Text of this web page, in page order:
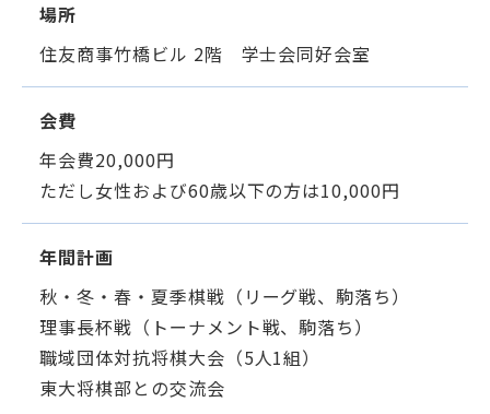
場所
住友商事竹橋ビル 2階 学士会同好会室
会費
年会費20,000円
ただし女性および60歳以下の方は10,000円
年間計画
秋・冬・春・夏季棋戦（リーグ戦、駒落ち）
理事長杯戦（トーナメント戦、駒落ち）
職域団体対抗将棋大会（5人1組）
東大将棋部との交流会